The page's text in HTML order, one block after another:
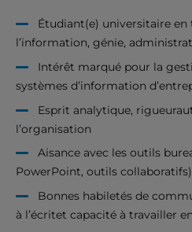
Étudiant(e) universitaire en
l’information, génie,
Intérêt marqué pour la
systèmes d’information
Esprit analytique,
l’organisation
Aisance avec les outils
PowerPoint, outils collaboratifs)
Bonnes habiletés de
à l’écritet capacité à travailler